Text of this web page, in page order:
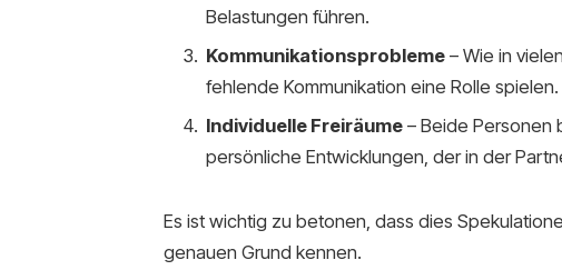
Belastungen führen.
Kommunikationsprobleme– Wie in
fehlende Kommunikation eine Rolle spielen.
Individuelle Freiräume– Beide Personen
persönliche Entwicklungen, der in der
Es ist wichtig zu betonen, dass dies
genauen Grund kennen.